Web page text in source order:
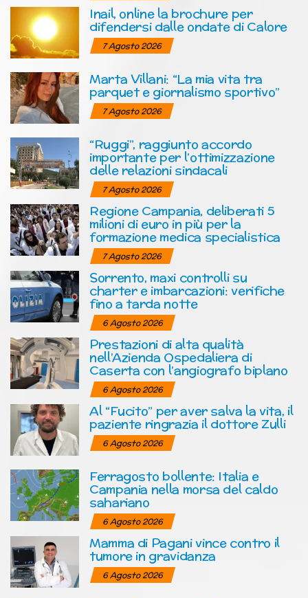
Inail, online la brochure per
difendersi dalle ondate di Calore
7 Agosto 2026
Marta Villani: “La mia vita tra
parquet e giornalismo sportivo”
7 Agosto 2026
“Ruggi”, raggiunto accordo
importante per l’ottimizzazione
delle relazioni sindacali
7 Agosto 2026
Regione Campania, deliberati 5
milioni di euro in più per la
formazione medica specialistica
7 Agosto 2026
Sorrento, maxi controlli su
charter e imbarcazioni: verifiche
fino a tarda notte
6 Agosto 2026
Prestazioni di alta qualità
nell’Azienda Ospedaliera di
Caserta con l’angiografo biplano
6 Agosto 2026
Al “Fucito” per aver salva la vita, il
paziente ringrazia il dottore Zulli
6 Agosto 2026
Ferragosto bollente: Italia e
Campania nella morsa del caldo
sahariano
6 Agosto 2026
Mamma di Pagani vince contro il
tumore in gravidanza
6 Agosto 2026